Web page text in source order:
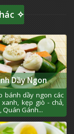
✧
Dầy Ngon
bánh dầy ngon các
xanh, kẹp giò - chả,
Quán Gánh...